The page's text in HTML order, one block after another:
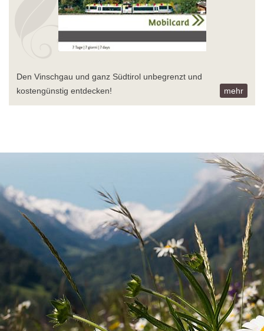
Den Vinschgau und ganz Südtirol unbegrenzt und
kostengünstig entdecken!
mehr